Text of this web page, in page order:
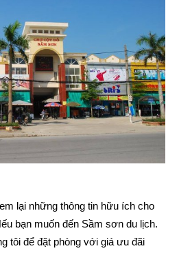
lại những thông tin hữu ích cho
bạn muốn đến Sầm sơn du lịch.
tôi để đặt phòng với giá ưu đãi